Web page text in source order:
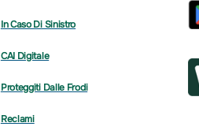
In Caso Di Sinistro
CAI Digitale
Proteggiti Dalle Frodi
Reclami